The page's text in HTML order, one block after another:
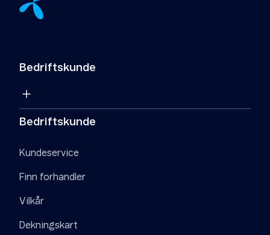
Bedriftskunde
Bedriftskunde
Kundeservice
Finn forhandler
Vilkår
Dekningskart